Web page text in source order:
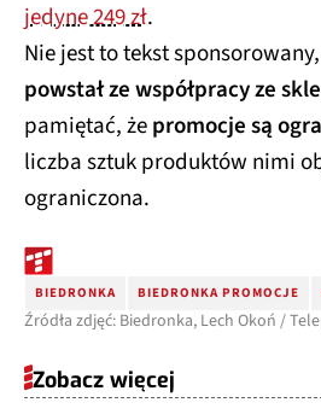
jedyne 249 zł.
Nie jest to tekst
powstał ze współpracy ze
pamiętać, żepromocje są
liczba sztuk produktów nimi
ograniczona.
BIEDRONKA BIEDRONKA PROMOCJE
Źródła zdjęć: Biedronka, Lech Okoń /
Zobacz więcej